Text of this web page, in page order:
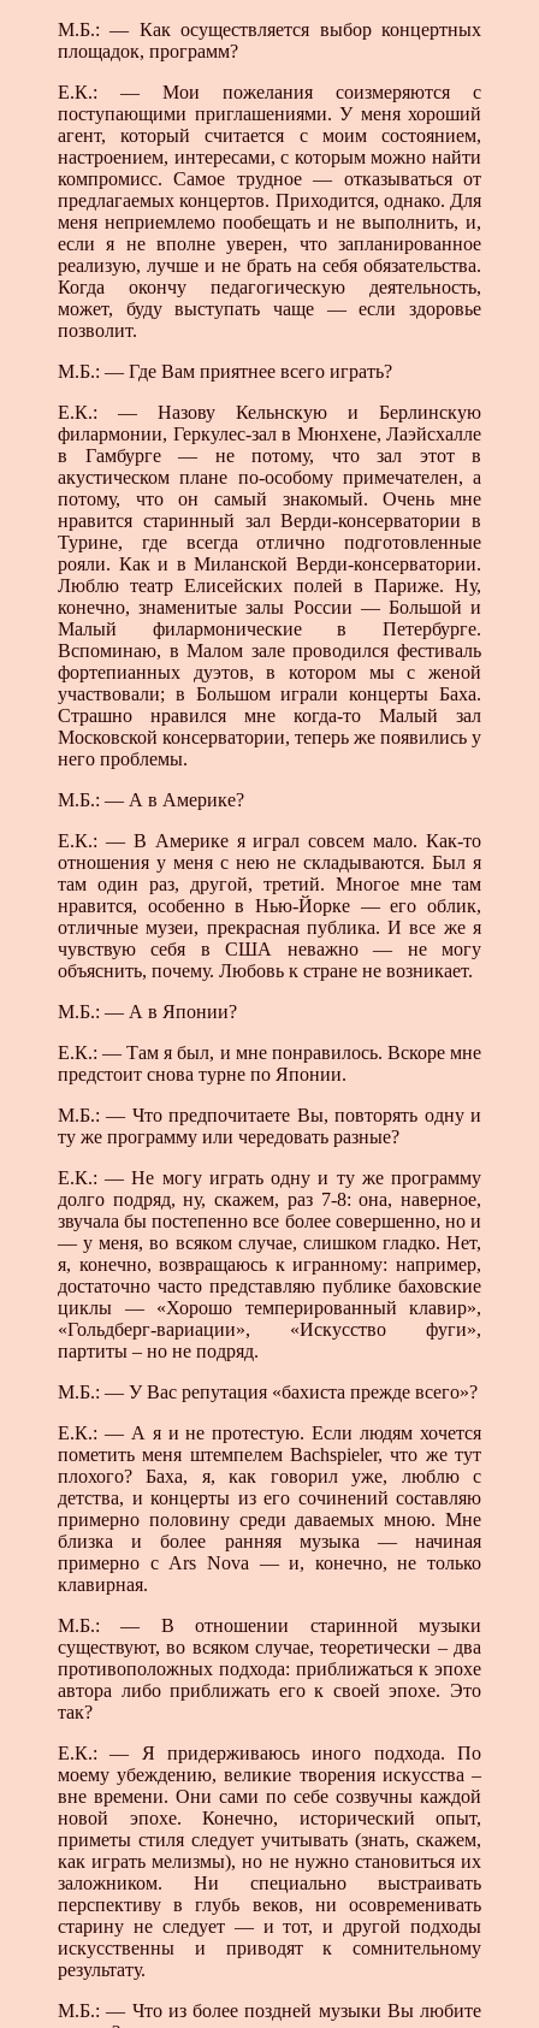
М.Б.: — Как осуществляется выбор концертных
площадок, программ?
Е.К.: — Мои пожелания соизмеряются с
поступающими приглашениями. У меня хороший
агент, который считается с моим состоянием,
настроением, интересами, с которым можно найти
компромисс. Самое трудное — отказываться от
предлагаемых концертов. Приходится, однако. Для
меня неприемлемо пообещать и не выполнить, и,
если я не вполне уверен, что запланированное
реализую, лучше и не брать на себя обязательства.
Когда окончу педагогическую деятельность,
может, буду выступать чаще — если здоровье
позволит.
М.Б.: — Где Вам приятнее всего играть?
Е.К.: — Назову Кельнскую и Берлинскую
филармонии, Геркулес-зал в Мюнхене, Лаэйсхалле
в Гамбурге — не потому, что зал этот в
акустическом плане по-особому примечателен, а
потому, что он самый знакомый. Очень мне
нравится старинный зал Верди-консерватории в
Турине, где всегда отлично подготовленные
рояли. Как и в Миланской Верди-консерватории.
Люблю театр Елисейских полей в Париже. Ну,
конечно, знаменитые залы России — Большой и
Малый филармонические в Петербурге.
Вспоминаю, в Малом зале проводился фестиваль
фортепианных дуэтов, в котором мы с женой
участвовали; в Большом играли концерты Баха.
Страшно нравился мне когда-то Малый зал
Московской консерватории, теперь же появились у
него проблемы.
М.Б.: — А в Америке?
Е.К.: — В Америке я играл совсем мало. Как-то
отношения у меня с нею не складываются. Был я
там один раз, другой, третий. Многое мне там
нравится, особенно в Нью-Йорке — его облик,
отличные музеи, прекрасная публика. И все же я
чувствую себя в США неважно — не могу
объяснить, почему. Любовь к стране не возникает.
М.Б.: — А в Японии?
Е.К.: — Там я был, и мне понравилось. Вскоре мне
предстоит снова турне по Японии.
М.Б.: — Что предпочитаете Вы, повторять одну и
ту же программу или чередовать разные?
Е.К.: — Не могу играть одну и ту же программу
долго подряд, ну, скажем, раз 7-8: она, наверное,
звучала бы постепенно все более совершенно, но и
— у меня, во всяком случае, слишком гладко. Нет,
я, конечно, возвращаюсь к игранному: например,
достаточно часто представляю публике баховские
циклы — «Хорошо темперированный клавир»,
«Гольдберг-вариации», «Искусство фуги»,
партиты – но не подряд.
М.Б.: — У Вас репутация «бахиста прежде всего»?
Е.К.: — А я и не протестую. Если людям хочется
пометить меня штемпелем Bachspieler, что же тут
плохого? Баха, я, как говорил уже, люблю с
детства, и концерты из его сочинений составляю
примерно половину среди даваемых мною. Мне
близка и более ранняя музыка — начиная
примерно с Ars Nova — и, конечно, не только
клавирная.
М.Б.: — В отношении старинной музыки
существуют, во всяком случае, теоретически – два
противоположных подхода: приближаться к эпохе
автора либо приближать его к своей эпохе. Это
так?
Е.К.: — Я придерживаюсь иного подхода. По
моему убеждению, великие творения искусства –
вне времени. Они сами по себе созвучны каждой
новой эпохе. Конечно, исторический опыт,
приметы стиля следует учитывать (знать, скажем,
как играть мелизмы), но не нужно становиться их
заложником. Ни специально выстраивать
перспективу в глубь веков, ни осовременивать
старину не следует — и тот, и другой подходы
искусственны и приводят к сомнительному
результату.
М.Б.: — Что из более поздней музыки Вы любите